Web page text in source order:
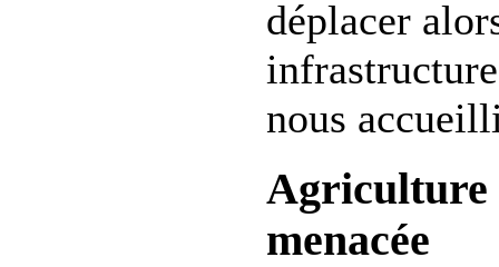
déplacer
nous
Agriculture
menacée